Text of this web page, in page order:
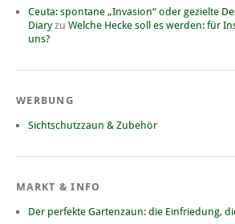
Ceuta: spontane „Invasion“ oder gezielte
Diaryzu Welche Hecke soll es werden: für
uns?
WERBUNG
Sichtschutzzaun & Zubehör
MARKT & INFO
Der perfekte Gartenzaun: die Einfriedung,